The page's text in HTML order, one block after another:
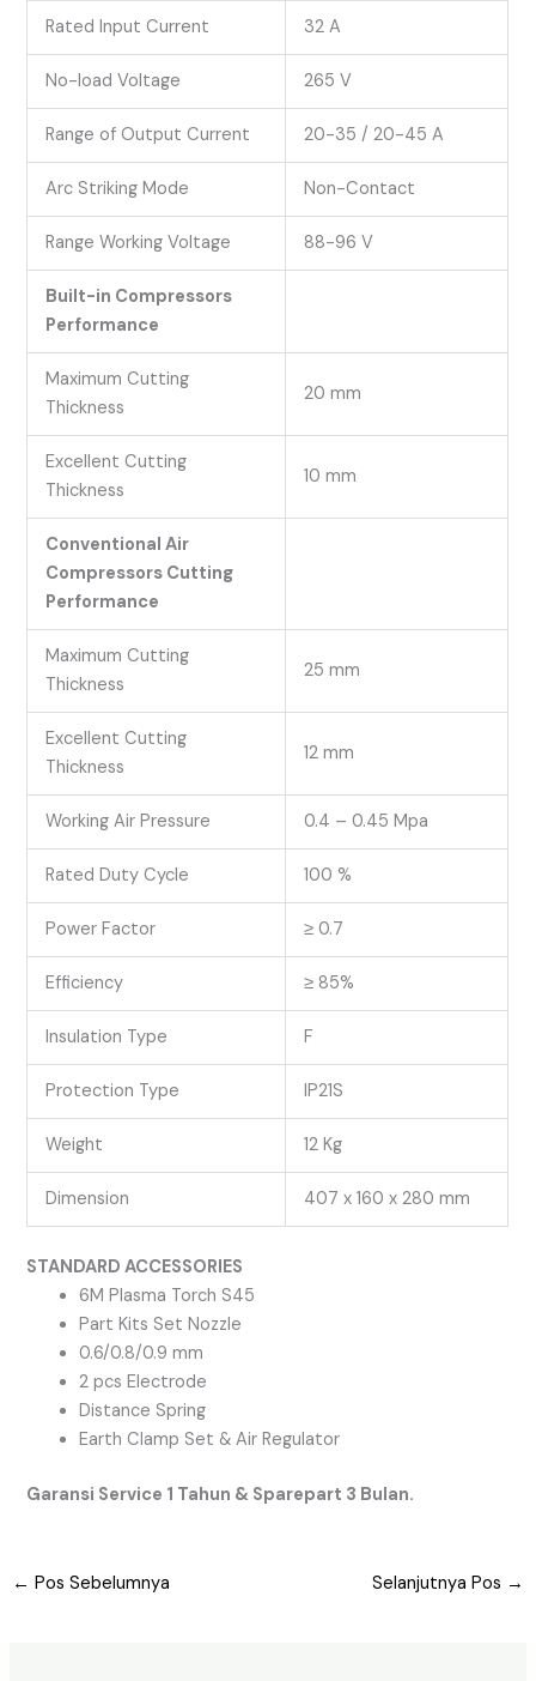
Rated Input Current 32 A
No-load Voltage 265 V
Range of Output Current 20-35 / 20-45 A
Arc Striking Mode Non-Contact
Range Working Voltage 88-96 V
Built-in Compressors
Performance
Maximum Cutting
Thickness
20 mm
Excellent Cutting
Thickness
10 mm
Conventional Air
Compressors Cutting
Performance
Maximum Cutting
Thickness
25 mm
Excellent Cutting
Thickness
12 mm
Working Air Pressure 0.4 – 0.45 Mpa
Rated Duty Cycle 100 %
Power Factor ≥ 0.7
Efficiency ≥ 85%
Insulation Type F
Protection Type IP21S
Weight 12 Kg
Dimension 407 x 160 x 280 mm
STANDARD ACCESSORIES
6M Plasma Torch S45
Part Kits Set Nozzle
0.6/0.8/0.9 mm
2 pcs Electrode
Distance Spring
Earth Clamp Set & Air Regulator
Garansi Service 1 Tahun & Sparepart 3 Bulan.
← Pos Sebelumnya Selanjutnya Pos →